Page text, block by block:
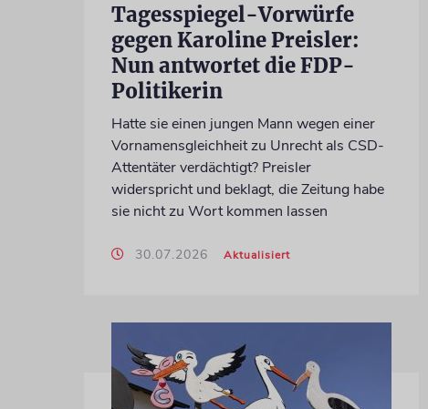
Tagesspiegel-Vorwürfe
gegen Karoline Preisler:
Nun antwortet die FDP-
Politikerin
Hatte sie einen jungen Mann wegen einer
Vornamensgleichheit zu Unrecht als CSD-
Attentäter verdächtigt? Preisler
widerspricht und beklagt, die Zeitung habe
sie nicht zu Wort kommen lassen
30.07.2026 Aktualisiert